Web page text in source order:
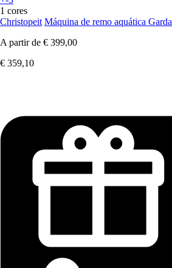
1 cores
Christopeit Máquina de remo aquática Garda
A partir de € 399,00
€ 359,10